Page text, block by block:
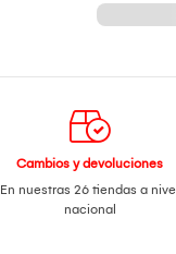
Cambios y devoluciones
En nuestras 26 tiendas a nivel
nacional